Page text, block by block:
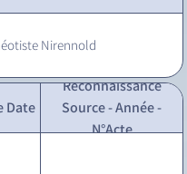
Nirennold
Date
Reconnaissance
Source - Année -
N°Acte